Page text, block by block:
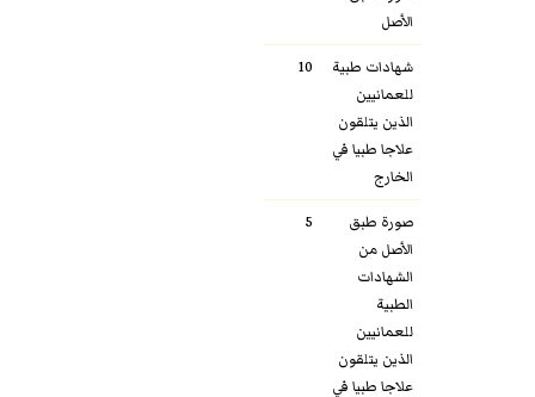
الأصل
شهادات طبية
للعمانيين
الذين يتلقون
علاجا طبيا في
الخارج
10
صورة طبق
الأصل من
الشهادات
الطبية
للعمانيين
الذين يتلقون
علاجا طبيا في
5